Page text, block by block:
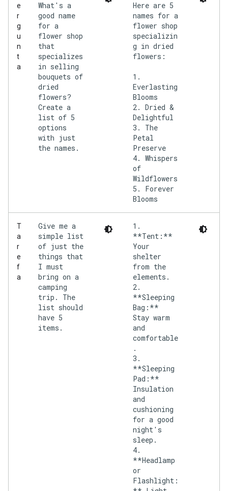
e
r
g
u
n
t
a
What's a
good name
for a
flower shop
that
specializes
in selling
bouquets of
dried
flowers?
Create a
list of 5
options
with just
the names.
Here are 5
names for a
flower shop
specializin
g in dried
flowers:
1.
Everlasting
Blooms
2. Dried &
Delightful
3. The
Petal
Preserve
4. Whispers
of
Wildflowers
5. Forever
T
a
r
e
f
a
Give me a
simple list
of just the
things that
I must
bring on a
camping
trip. The
list should
have 5
items.
1.
**Tent:**
Your
shelter
from the
elements.
2.
**Sleeping
Bag:**
Stay warm
and
comfortable
.
3.
**Sleeping
Pad:**
Insulation
and
cushioning
for a good
night's
sleep.
4.
**Headlamp
or
Flashlight: